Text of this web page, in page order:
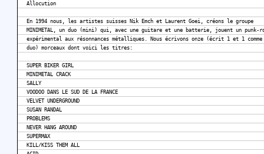
Allocution
En 1994 nous, les artistes suisses Nik Emch et Laurent Goei, créons le groupe
MINIMETAL, un duo (mini) qui, avec une guitare et une batterie, jouent un punk-
expérimental aux résonnances métalliques. Nous écrivons onze (écrit 1 et 1
duo) morceaux dont voici les titres:
SUPER BIKER GIRL
MINIMETAL CRACK
SALLY
VOODOO DANS LE SUD DE LA FRANCE
VELVET UNDERGROUND
SUSAN RANDAL
PROBLEMS
NEVER HANG AROUND
SUPERMAX
KILL/KISS THEM ALL